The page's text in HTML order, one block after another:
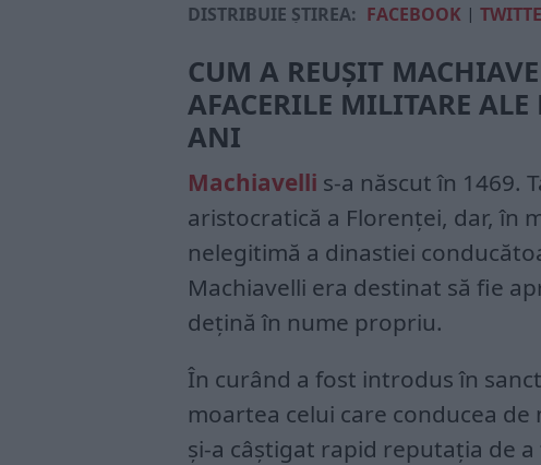
DISTRIBUIE ȘTIREA: FACEBOOK |
CUM A REUȘIT
AFACERILE MILITARE
ANI
Machiavelli s-a născut în 1469.
aristocratică a Florenței, dar, în
nelegitimă a dinastiei
Machiavelli era destinat să fie
dețină în nume propriu.
În curând a fost introdus în
moartea celui care conducea
și-a câștigat rapid reputația de